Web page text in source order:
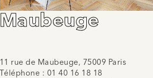
Maubeuge
11 rue de Maubeuge, 75009 Paris
Téléphone : 01 40 16 18 18